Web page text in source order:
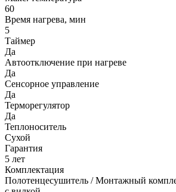
60
Время нагрева, мин
5
Таймер
Да
Автоотключение при нагреве
Да
Сенсорное управление
Да
Терморегулятор
Да
Теплоноситель
Сухой
Гарантия
5 лет
Комплектация
Полотенцесушитель / Монтажный